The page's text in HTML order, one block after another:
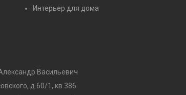
Интерьер для дома
Васильевич
д.60/1, кв.386